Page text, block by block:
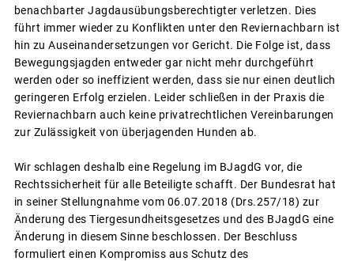
benachbarter Jagdausübungsberechtigter verletzen. Dies
führt immer wieder zu Konflikten unter den Reviernachbarn ist
hin zu Auseinandersetzungen vor Gericht. Die Folge ist, dass
Bewegungsjagden entweder gar nicht mehr durchgeführt
werden oder so ineffizient werden, dass sie nur einen deutlich
geringeren Erfolg erzielen. Leider schließen in der Praxis die
Reviernachbarn auch keine privatrechtlichen Vereinbarungen
zur Zulässigkeit von überjagenden Hunden ab.
Wir schlagen deshalb eine Regelung im BJagdG vor, die
Rechtssicherheit für alle Beteiligte schafft. Der Bundesrat hat
in seiner Stellungnahme vom 06.07.2018 (Drs.257/18) zur
Änderung des Tiergesundheitsgesetzes und des BJagdG eine
Änderung in diesem Sinne beschlossen. Der Beschluss
formuliert einen Kompromiss aus Schutz des